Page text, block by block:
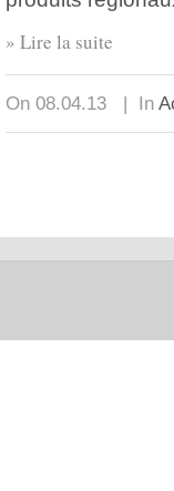
» Lire la suite
On 08.04.13 | In